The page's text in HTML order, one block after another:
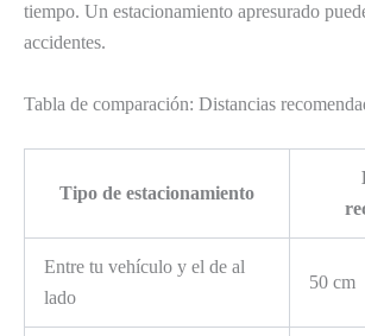
tiempo. Un estacionamiento apresurado
accidentes.
Tabla de comparación: Distancias
Tipo de estacionamiento
Entre tu vehículo y el de al
lado
50 cm